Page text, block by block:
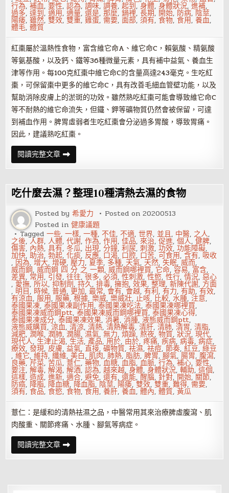
行為,補血,要性,認為,調味,調養,起到,身體,身體狀況,進補,
過多,達到,適用,適量,還是,那麼,鍋裡,長期, 開始, 防病, 陰莖,
陽痿,雖然,雙效,雙重,雞蛋, 需要,面部,須有,食物,食用,養血,
體毛,體質
紅棗屬於溫熱性食物，富含維它命A、維它命C，賴氨酸、精氨酸
等氨基酸，以及鈣、鐵等36種微量元素，具有補中益氣、養血生
津等作用。每100克紅棗中維它命C的含量高達243毫克。生吃紅
棗，可保留棗中更多的維它命C，具有改善毛細血管壁功能，以及
幫助消除皮膚上的淤斑的功效。雖然熟吃紅棗可能會導致維它命C
等不耐熱的維它命流失，但鐵、鉀等礦物質仍然會被保留，可達
到補血作用。脾胃虛弱者生吃紅棗會分泌過多胃酸，導致胃痛。
因此，建議熟吃紅棗。
閱讀完整文章推
薦
5
紅
棗
熟
吃
的
方
法
吃什麼去濕？整理10種清熱去濕的食物
Posted by希愛力 Posted on20200513
Posted in健康議題
Tagged一些,一樣,一種,不佳,不適,世界,並且, 中醫, 之人,
之後,人群,人體,代謝,作為,作用,佳品,來治,促進,個人,健脾,
傷害, 內熱,具有,冬瓜, 出現,分鐘,利尿,刺激,功效,功能障礙,
加快,助治,勃起,化痰, 反應, 口渴, 口腔, 口苦,可食用,含有, 吸收
, 因為,增大,增硬,壓力, 夏季, 多種, 天氣, 天然,失眠,威而,
威而鋼,威而鋼 四 分 之 一顆,威而鋼哪裡買, 它命,容易, 富含,
差異, 常用, 引發,往往,很多,必須,性刺激,性慾,性行,情況,惡心
, 愛撫,所以,抑制劑,持久,排毒,擁抱,效果,整理,新陳代謝, 方面
, 明目, 時候,普通, 更加,最常,會有,會越,有利,有力,有助,有效,
有涼血,服用,服藥,根據,樂威,樂威壯,止咳, 比較,水腫, 注意,
泰國果凍,泰國果凍副作用,泰國果凍吃法,泰國果凍哪裡買,
泰國果凍威而鋼ptt,泰國果凍威而鋼哪裡買,泰國果凍心得,
泰國果凍成分,泰國果凍效果,消暑,消腫,液態威而鋼ptt,
液態威購買,涼血,清涼,清熱,清熱解毒,清肝,清肺,清胃,清脂,
減肥,潤喉,潤肺,潤腸,濕氣,無力,煩躁,熬夜,物質,狀況,現代,
現代人,生津止渴,生活,產品, 用於, 由於,疼痛,疾病,病毒,病症,
療效,發現,皮膚,益氣,直接,礦物質,祛濕,祛痘,節奏,紅豆,綠豆
,維它,維持,纖維,美白,肌肉,肺熱,脂肪,脾胃,腳氣,腸胃,腹瀉,
良藥,芹菜,苦瓜,薏仁,藥物,血糖,血脂,血脈,行為,補心,要性,
要注,解毒,解渴,解酒,認為,越來越,身體,身體狀況,輔助,這個,
這樣,造成,進新,適合,避免,還有,還能,醒腦, 針對, 開始, 關節,
防癌, 降脂, 降血糖, 降血脂, 陰莖, 陽痿,雙效,雙重,難得, 需要,
須有,食品,食慾,食物,食用,養肝,養血,體內,體質,黃瓜
薏仁：是緩和的清熱祛濕之品，中醫常用其來治療脾虛腹瀉、肌
肉酸重、關節疼痛、水腫、腳氣等病症。
閱讀完整文章吃
什
麼
理